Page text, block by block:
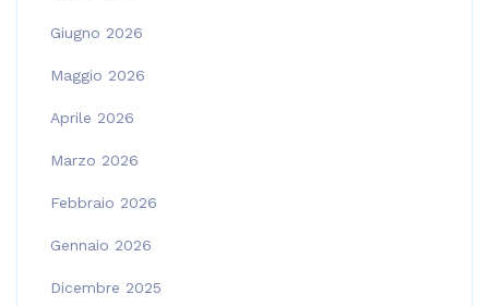
Giugno 2026
Maggio 2026
Aprile 2026
Marzo 2026
Febbraio 2026
Gennaio 2026
Dicembre 2025